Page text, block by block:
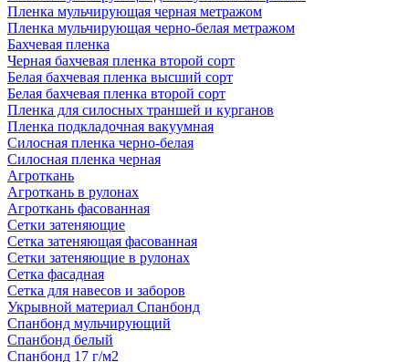
Пленка мульчирующая черная метражом
Пленка мульчирующая черно-белая метражом
Бахчевая пленка
Черная бахчевая пленка второй сорт
Белая бахчевая пленка высший сорт
Белая бахчевая пленка второй сорт
Пленка для силосных траншей и курганов
Пленка подкладочная вакуумная
Силосная пленка черно-белая
Силосная пленка черная
Агроткань
Агроткань в рулонах
Агроткань фасованная
Сетки затеняющие
Сетка затеняющая фасованная
Сетки затеняющие в рулонах
Сетка фасадная
Сетка для навесов и заборов
Укрывной материал Спанбонд
Спанбонд мульчирующий
Спанбонд белый
Спанбонд 17 г/м2